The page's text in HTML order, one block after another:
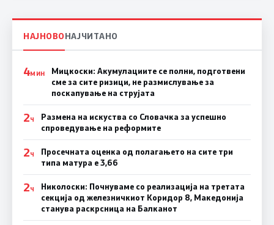
НАЈНОВОНАЈЧИТАНО
4МИН
Мицкоски: Акумулациите се полни, подготвени
сме за сите ризици, не размислување за
поскапување на струјата
2Ч
Размена на искуства со Словачка за успешно
спроведување на реформите
2Ч
Просечната оценка од полагањето на сите три
типа матура е 3,66
2Ч
Николоски: Почнуваме со реализација на третата
секција од железничкиот Коридор 8, Македонија
станува раскрсница на Балканот